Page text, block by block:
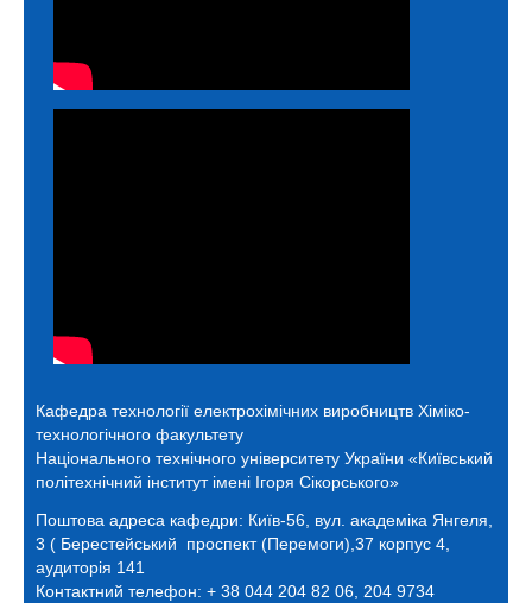
Кафедра технології електрохімічних виробництв Хіміко-
технологічного факультету
Національного технічного університету України «Київський
політехнічний інститут імені Ігоря Сікорського»
Поштова адреса кафедри: Київ-56, вул. академіка Янгеля,
3 ( Берестейський проспект (Перемоги),37 корпус 4,
аудиторія 141
Контактний телефон: + 38 044 204 82 06, 204 9734